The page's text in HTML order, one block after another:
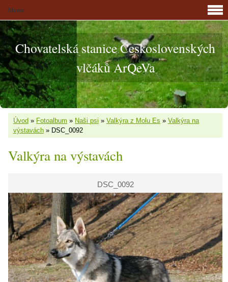
Chovatelská stanice Československých
vlčáků ArQeVa
Úvod » Fotoalbum » Naši psi » Valkýra z Molu Es » Valkýra na
výstavách » DSC_0092
Valkýra na výstavách
DSC_0092
Menu